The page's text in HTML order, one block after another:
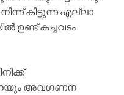
കിട്ടുന്ന എല്ലാ
ഉണ്ട് കച്ചവടം
അവഗണന